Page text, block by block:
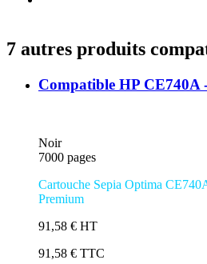
7 autres produits
Compatible HP CE740A
Noir
7000 pages
Cartouche Sepia Optima
Premium
91,58 € HT
91,58 € TTC